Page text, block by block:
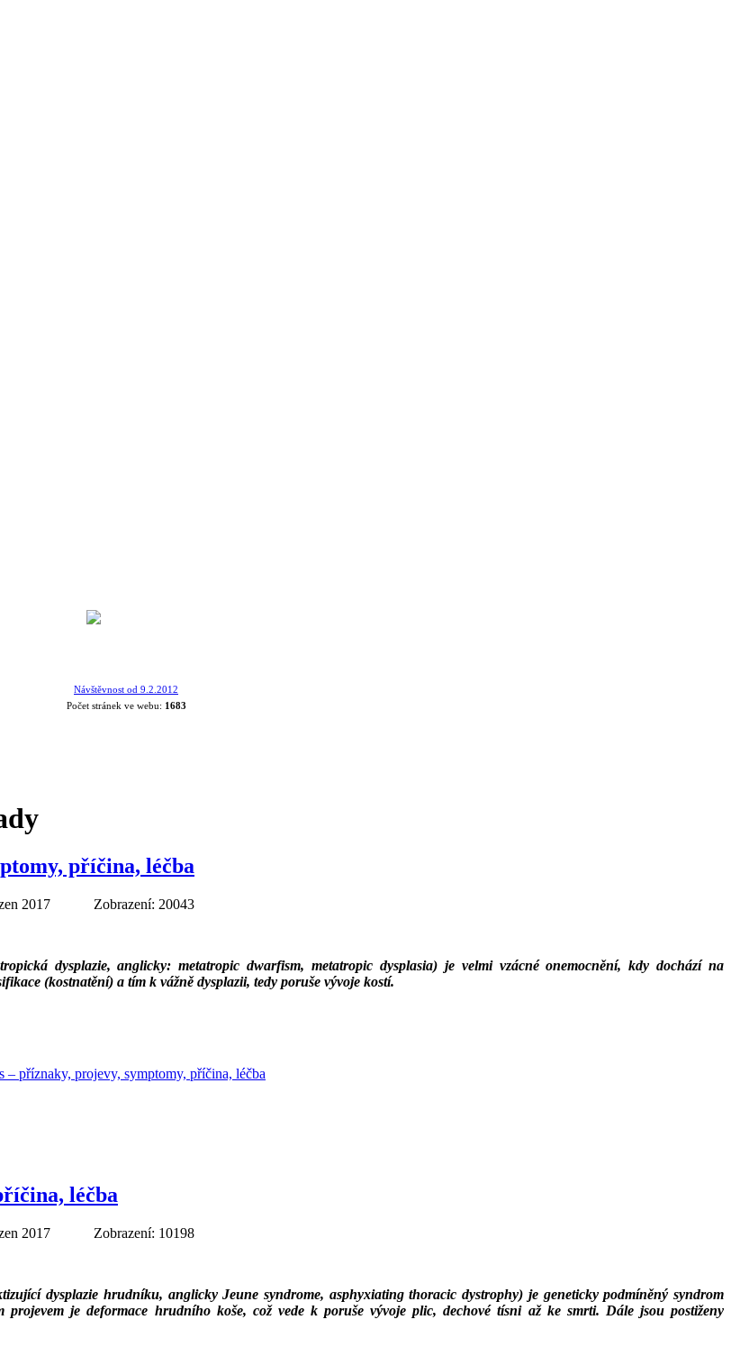
Návštěvnost od 9.2.2012
Počet stránek ve webu: 1683
příčina, léčba
2017
Zobrazení: 20043
dysplazie, anglicky: metatropic dwarfism, metatropic dysplasia) je velmi vzácné onemocnění, kdy dochází na
(kostnatění) a tím k vážně dysplazii, tedy poruše vývoje kostí.
příznaky, projevy, symptomy, příčina, léčba
léčba
2017
Zobrazení: 10198
dysplazie hrudníku, anglicky Jeune syndrome, asphyxiating thoracic dystrophy) je geneticky podmíněný syndrom
projevem je deformace hrudního koše, což vede k poruše vývoje plic, dechové tísni až ke smrti. Dále jsou postiženy